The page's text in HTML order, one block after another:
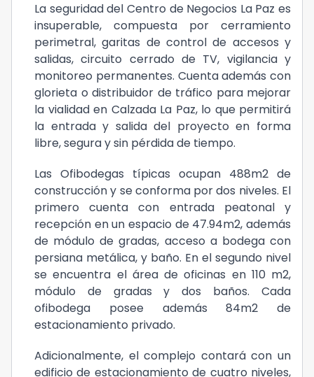
La seguridad del Centro de Negocios La Paz es
insuperable, compuesta por cerramiento
perimetral, garitas de control de accesos y
salidas, circuito cerrado de TV, vigilancia y
monitoreo permanentes. Cuenta además con
glorieta o distribuidor de tráfico para mejorar
la vialidad en Calzada La Paz, lo que permitirá
la entrada y salida del proyecto en forma
libre, segura y sin pérdida de tiempo.
Las Ofibodegas típicas ocupan 488m2 de
construcción y se conforma por dos niveles. El
primero cuenta con entrada peatonal y
recepción en un espacio de 47.94m2, además
de módulo de gradas, acceso a bodega con
persiana metálica, y baño. En el segundo nivel
se encuentra el área de oficinas en 110 m2,
módulo de gradas y dos baños. Cada
ofibodega posee además 84m2 de
estacionamiento privado.
Adicionalmente, el complejo contará con un
edificio de estacionamiento de cuatro niveles,